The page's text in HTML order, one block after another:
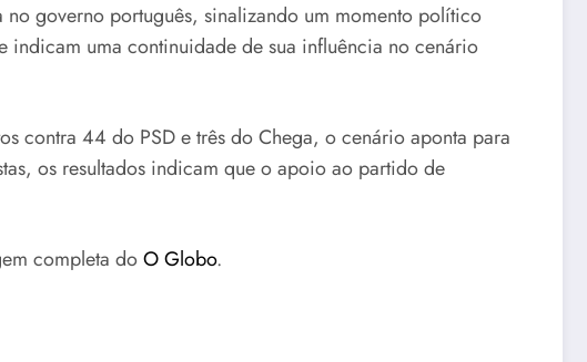
governo português, sinalizando um momento político
indicam uma continuidade de sua influência no cenário
contra 44 do PSD e três do Chega, o cenário aponta para
os resultados indicam que o apoio ao partido de
completa doO Globo.